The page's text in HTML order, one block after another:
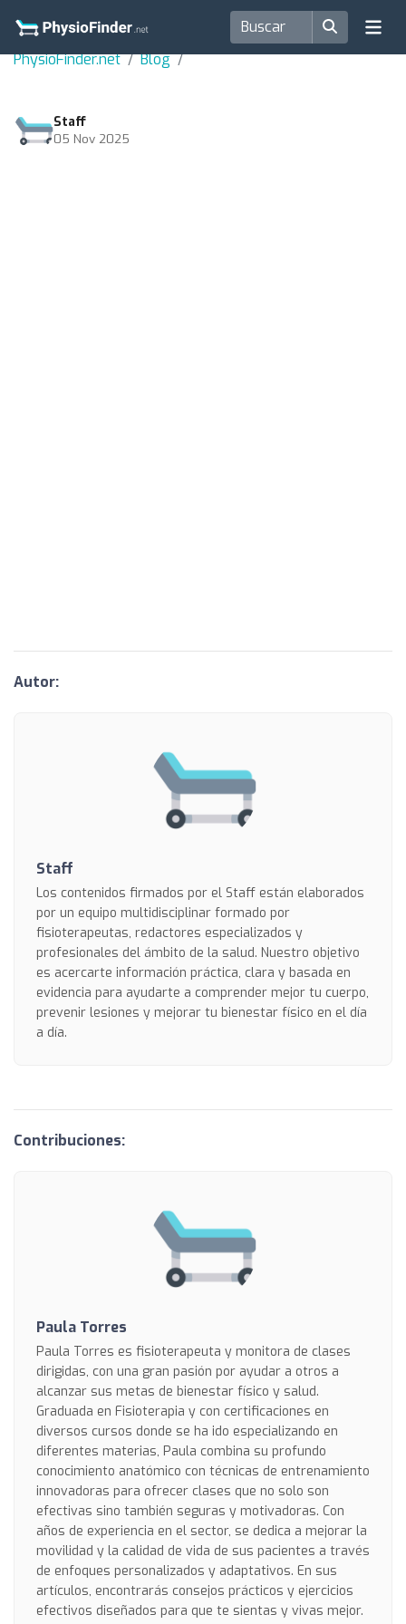
PhysioFinder.net Blog
Staff
05 Nov 2025
Autor:
Staff
Los contenidos firmados por el Staff están elaborados
por un equipo multidisciplinar formado por
fisioterapeutas, redactores especializados y
profesionales del ámbito de la salud. Nuestro objetivo
es acercarte información práctica, clara y basada en
evidencia para ayudarte a comprender mejor tu cuerpo,
prevenir lesiones y mejorar tu bienestar físico en el día
a día.
Contribuciones:
Paula Torres
Paula Torres es fisioterapeuta y monitora de clases
dirigidas, con una gran pasión por ayudar a otros a
alcanzar sus metas de bienestar físico y salud.
Graduada en Fisioterapia y con certificaciones en
diversos cursos donde se ha ido especializando en
diferentes materias, Paula combina su profundo
conocimiento anatómico con técnicas de entrenamiento
innovadoras para ofrecer clases que no solo son
efectivas sino también seguras y motivadoras. Con
años de experiencia en el sector, se dedica a mejorar la
movilidad y la calidad de vida de sus pacientes a través
de enfoques personalizados y adaptativos. En sus
artículos, encontrarás consejos prácticos y ejercicios
efectivos diseñados para que te sientas y vivas mejor.